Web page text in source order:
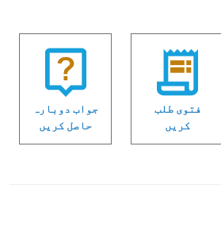
فتوی طلب
کریں
جواب دوبارہ
حاصل کریں